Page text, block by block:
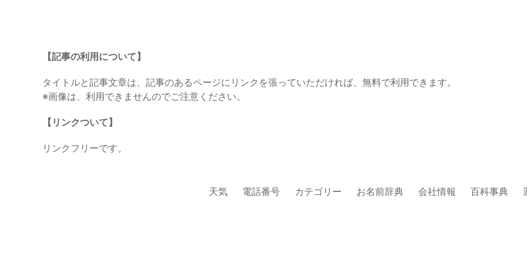
【記事の利用について】
タイトルと記事文章は、記事のあるページにリンクを張っていただければ、無料で利用できます。
※画像は、利用できませんのでご注意ください。
【リンクついて】
リンクフリーです。
天気 電話番号 カテゴリー お名前辞典 会社情報 百科事典